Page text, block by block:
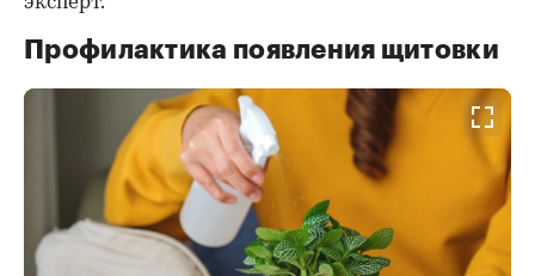
Профилактика появления щитовки